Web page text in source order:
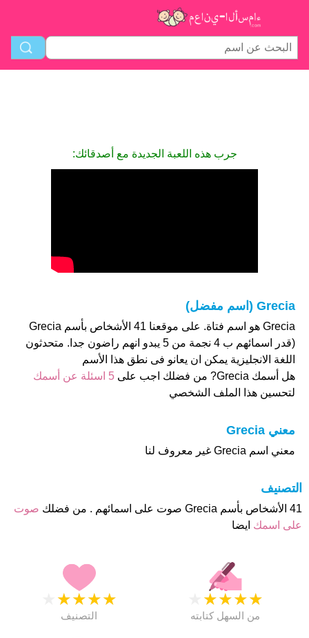
جرب هذه اللعبة الجديدة مع أصدقائك:
Grecia (اسم مفضل)
Grecia هو اسم فتاة. على موقعنا 41 الأشخاص بأسم Grecia
(قدر اسمائهم ب 4 نجمة من 5 يبدو انهم راضون جدا. متحدثون
اللغة الانجليزية يمكن ان يعانو فى نطق هذا الأسم
هل أسمك Grecia? من فضلك اجب على
5 اسئلة عن أسمك
لتحسين هذا الملف الشخصي
معني Grecia
معني اسم Grecia غير معروف لنا
التصنيف
41 الأشخاص بأسم Grecia صوت على اسمائهم . من فضلك
صوت
على اسمك ايضا
★
★
★
★
التصنيف
★
★
★
★
من السهل كتابته